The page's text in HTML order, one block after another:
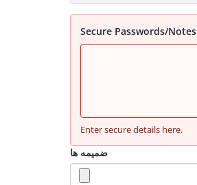
Secure Passwords/Notes
Enter secure details here.
ضمیمه ها